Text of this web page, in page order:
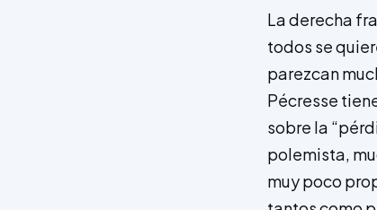
La derecha
todos se
parezcan
Pécresse
sobre la
polemista,
muy poco